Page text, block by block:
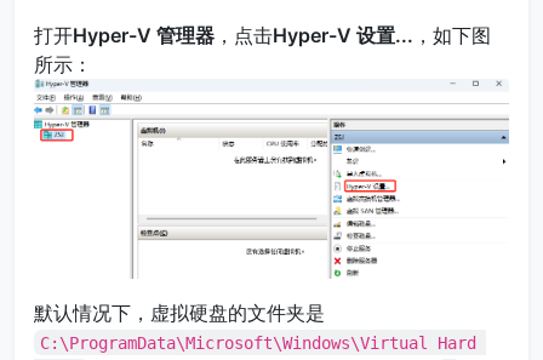
打开Hyper-V 管理器 ，点击Hyper-V 设置... ，如下图
所示：
默认情况下，虚拟硬盘的文件夹是
C:\ProgramData\Microsoft\Windows\Virtual Hard